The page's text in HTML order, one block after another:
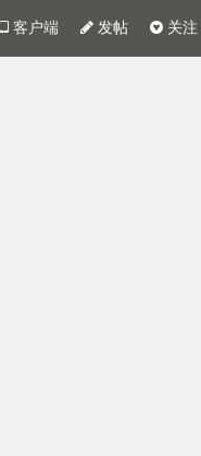
关注
发帖
客户端